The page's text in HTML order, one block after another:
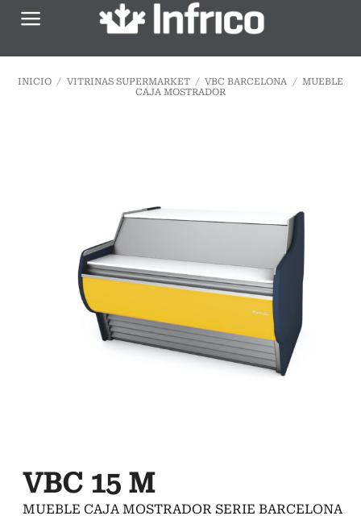
Saltar
INICIO / VITRINAS SUPERMARKET / VBC BARCELONA / MUEBLE
CAJA MOSTRADOR
VBC 15 M
MUEBLE CAJA MOSTRADOR SERIE BARCELONA